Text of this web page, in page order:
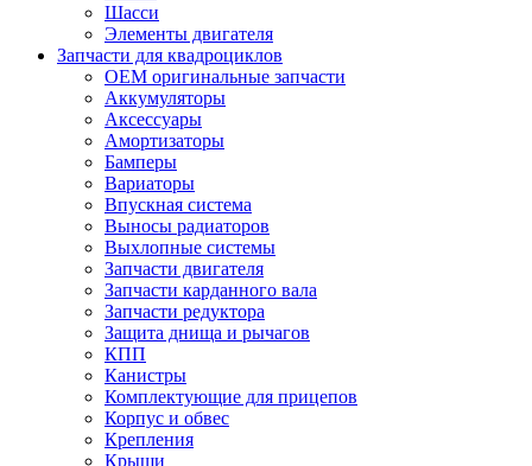
Шасси
Элементы двигателя
Запчасти для квадроциклов
OEM оригинальные запчасти
Аккумуляторы
Аксессуары
Амортизаторы
Бамперы
Вариаторы
Впускная система
Выносы радиаторов
Выхлопные системы
Запчасти двигателя
Запчасти карданного вала
Запчасти редуктора
Защита днища и рычагов
КПП
Канистры
Комплектующие для прицепов
Корпус и обвес
Крепления
Крыши